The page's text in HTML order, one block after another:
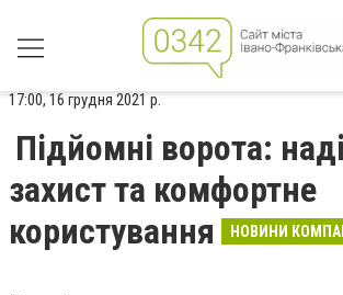
17:00, 16 грудня 2021 р.
Підйомні ворота:
захист та комфортне
користування
НОВИНИ